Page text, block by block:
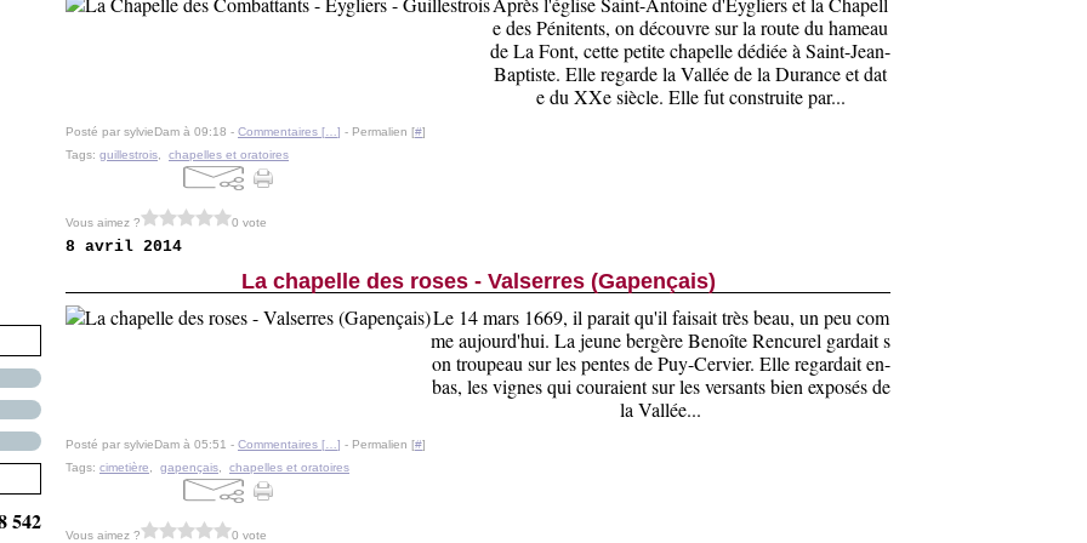
542
e des Pénitents, on découvre sur la route du hameau
de La Font, cette petite chapelle dédiée à Saint-Jean-
Baptiste. Elle regarde la Vallée de la Durance et dat
e du XXe siècle. Elle fut construite par...
Posté par sylvieDam à 09:18 - Commentaires [ ] - Permalien [#]
Tags: guillestrois chapelles et oratoires
Vous aimez ? 0 vote
8 avril 2014
La chapelle des roses - Valserres (Gapençais)
Le 14 mars 1669, il parait qu'il faisait très beau, un peu com
me aujourd'hui. La jeune bergère Benoîte Rencurel gardait s
on troupeau sur les pentes de Puy-Cervier. Elle regardait en-
bas, les vignes qui couraient sur les versants bien exposés de
la Vallée...
Posté par sylvieDam à 05:51 - Commentaires [ ] - Permalien [#]
Tags: cimetière gapençais chapelles et oratoires
Vous aimez ? 0 vote